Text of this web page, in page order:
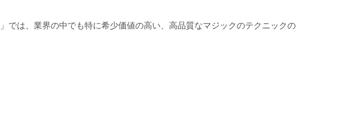
」では、業界の中でも特に希少価値の高い、高品質なマジックのテクニックの